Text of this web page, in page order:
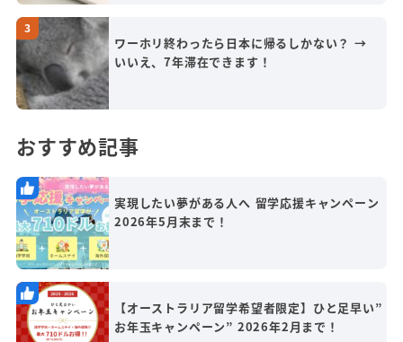
ワーホリ終わったら日本に帰るしかない？ →
いいえ、7年滞在できます！
おすすめ記事
実現したい夢がある人へ 留学応援キャンペーン
2026年5月末まで！
【オーストラリア留学希望者限定】ひと足早い”
お年玉キャンペーン” 2026年2月まで！